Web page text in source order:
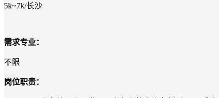
5k~7k/长沙
需求专业：
不限
岗位职责：